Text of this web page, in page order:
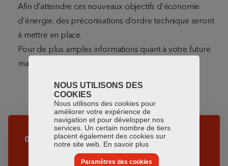
Afin d’atteindre ces nouveaux objectifs d’économie
d’énergie, des préconisations d’ordre technique seront
à mettre en place.
Pour de plus amples informations quant à votre future
maison, n’hésitez pas à contacter notre agence.
04.03.2021
NOUS UTILISONS DES
COOKIES
Nous utilisons des cookies pour
améliorer votre expérience de
navigation et pour développer nos
services. Un certain nombre de tiers
placent également des cookies sur
notre site web. En savoir plus
Paramètres des cookies